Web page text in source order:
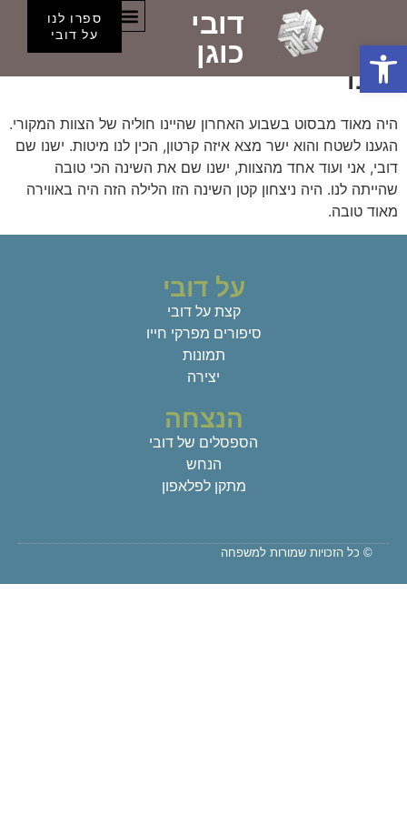
דובי
כוגן
ספרו לנו
על דובי
השינה הכי טובה שהיתה
לנו
היה מאוד מבסוט בשבוע האחרון שהיינו חוליה של הצוות המקורי.
הגענו לשטח והוא ישר מצא איזה קרטון, הכין לנו מיטות. ישנו שם
דובי, אני ועוד אחד מהצוות, ישנו שם את השינה הכי טובה
שהייתה לנו. היה ניצחון קטן השינה הזו הלילה הזה היה באווירה
מאוד טובה.
על דובי
קצת על דובי
סיפורים מפרקי חייו
תמונות
יצירה
הנצחה
הספסלים של דובי
הנחש
מתקן לפלאפון
© כל הזכויות שמורות למשפחה
פתח סרגל נגישות